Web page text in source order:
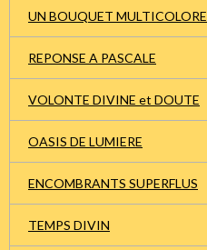
UN BOUQUET MULTICOLORE
REPONSE A PASCALE
VOLONTE DIVINE et DOUTE
OASIS DE LUMIERE
ENCOMBRANTS SUPERFLUS
TEMPS DIVIN